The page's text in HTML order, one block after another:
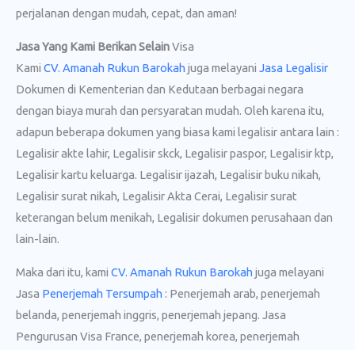
perjalanan dengan mudah, cepat, dan aman!
Jasa Yang Kami Berikan SelainVisa
Kami CV. Amanah Rukun Barokah juga melayani Jasa Legalisir
Dokumen di Kementerian dan Kedutaan berbagai negara
dengan biaya murah dan persyaratan mudah. Oleh karena itu,
adapun beberapa dokumen yang biasa kami legalisir antara lain :
Legalisir akte lahir, Legalisir skck, Legalisir paspor, Legalisir ktp,
Legalisir kartu keluarga. Legalisir ijazah, Legalisir buku nikah,
Legalisir surat nikah, Legalisir Akta Cerai, Legalisir surat
keterangan belum menikah, Legalisir dokumen perusahaan dan
lain-lain.
Maka dari itu, kami CV. Amanah Rukun Barokah juga melayani
Jasa Penerjemah Tersumpah : Penerjemah arab, penerjemah
belanda, penerjemah inggris, penerjemah jepang. Jasa
Pengurusan Visa France, penerjemah korea, penerjemah